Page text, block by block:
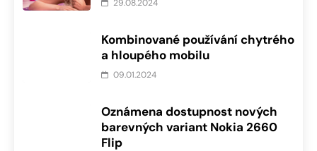
29.08.2024
Kombinované používání chytrého
a hloupého mobilu
09.01.2024
Oznámena dostupnost nových
barevných variant Nokia 2660
Flip